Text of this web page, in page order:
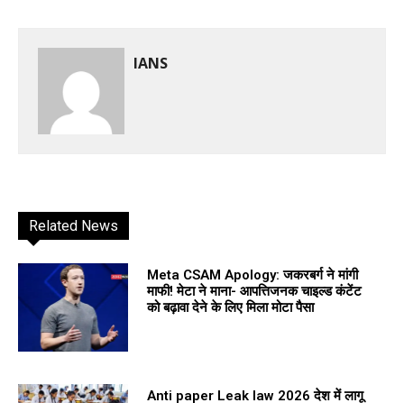
IANS
Related News
Meta CSAM Apology: जकरबर्ग ने मांगी
माफी! मेटा ने माना- आपत्तिजनक चाइल्ड कंटेंट
को बढ़ावा देने के लिए मिला मोटा पैसा
Anti paper Leak law 2026 देश में लागू